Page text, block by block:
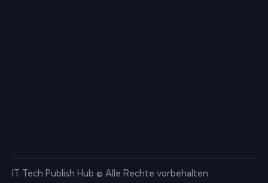
IT Tech Publish Hub © Alle Rechte vorbehalten.